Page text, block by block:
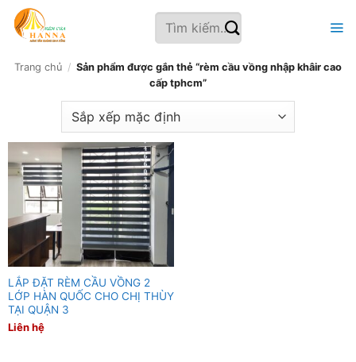
qua
dung
Tìm
kiếm:
Trang chủ / Sản phẩm được gắn thẻ “rèm cầu vồng nhập khâir cao
cấp tphcm”
LẮP ĐẶT RÈM CẦU VỒNG 2
LỚP HÀN QUỐC CHO CHỊ THÙY
TẠI QUẬN 3
Liên hệ